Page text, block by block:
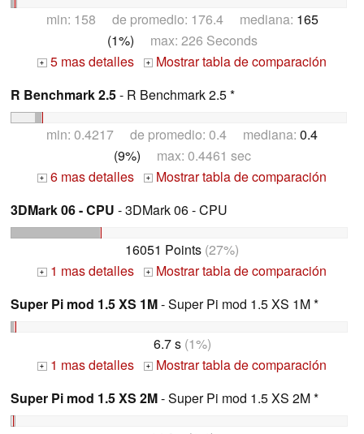
min: 158 de promedio: 176.4 mediana: 165
(1%) max: 226 Seconds
+ 5 mas detalles +
Mostrar tabla de comparación
R Benchmark 2.5- R Benchmark 2.5 *
min: 0.4217 de promedio: 0.4 mediana: 0.4
(9%) max: 0.4461 sec
+ 6 mas detalles +
Mostrar tabla de comparación
3DMark 06 - CPU - 3DMark 06 - CPU
16051 Points (27%)
+ 1 mas detalles +
Mostrar tabla de comparación
Super Pi mod 1.5 XS 1M- Super Pi mod 1.5 XS 1M *
6.7 s(1%)
+ 1 mas detalles +
Mostrar tabla de comparación
Super Pi mod 1.5 XS 2M- Super Pi mod 1.5 XS 2M *